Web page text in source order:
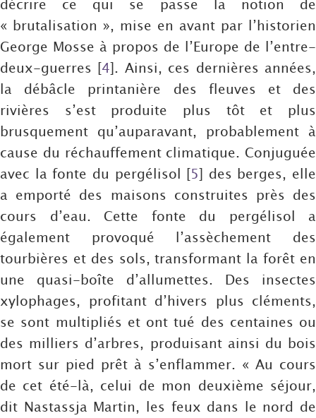
décrire ce qui se passe la notion de
« brutalisation », mise en avant par l’historien
George Mosse à propos de l’Europe de l’entre-
deux-guerres [4]. Ainsi, ces dernières années,
la débâcle printanière des fleuves et des
rivières s’est produite plus tôt et plus
brusquement qu’auparavant, probablement à
cause du réchauffement climatique. Conjuguée
avec la fonte du pergélisol [5] des berges, elle
a emporté des maisons construites près des
cours d’eau. Cette fonte du pergélisol a
également provoqué l’assèchement des
tourbières et des sols, transformant la forêt en
une quasi-boîte d’allumettes. Des insectes
xylophages, profitant d’hivers plus cléments,
se sont multipliés et ont tué des centaines ou
des milliers d’arbres, produisant ainsi du bois
mort sur pied prêt à s’enflammer. « Au cours
de cet été-là, celui de mon deuxième séjour,
dit Nastassja Martin, les feux dans le nord de